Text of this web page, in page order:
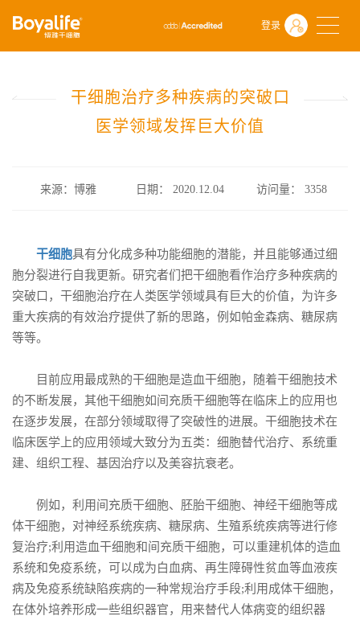
登录
首页 什么是干细胞
前沿动态
干细胞治疗多种疾病的突破口 医学领域发挥巨大价值
干细胞治疗多种疾病的突破口
医学领域发挥巨大价值
来源：博雅 日期： 2020.12.04 访问量：3358
干细胞具有分化成多种功能细胞的潜能，并且能够通过细
胞分裂进行自我更新。研究者们把干细胞看作治疗多种疾病的
突破口，干细胞治疗在人类医学领域具有巨大的价值，为许多
重大疾病的有效治疗提供了新的思路，例如帕金森病、糖尿病
等等。
目前应用最成熟的干细胞是造血干细胞，随着干细胞技术
的不断发展，其他干细胞如间充质干细胞等在临床上的应用也
在逐步发展，在部分领域取得了突破性的进展。干细胞技术在
临床医学上的应用领域大致分为五类：细胞替代治疗、系统重
建、组织工程、基因治疗以及美容抗衰老。
例如，利用间充质干细胞、胚胎干细胞、神经干细胞等成
体干细胞，对神经系统疾病、糖尿病、生殖系统疾病等进行修
复治疗;利用造血干细胞和间充质干细胞，可以重建机体的造血
系统和免疫系统，可以成为白血病、再生障碍性贫血等血液疾
病及免疫系统缺陷疾病的一种常规治疗手段;利用成体干细胞，
在体外培养形成一些组织器官，用来替代人体病变的组织器